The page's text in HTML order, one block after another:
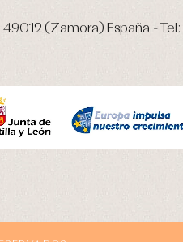
49012 (Zamora) España -Tel: